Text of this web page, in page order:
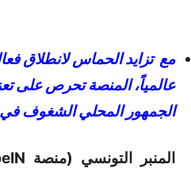
مع تزايد الحماس لانطلاق
عالمياً، المنصة تحرص على
الجمهور المحلي الشغوف
المنبر التونسي (منصة TOD by beIN) –